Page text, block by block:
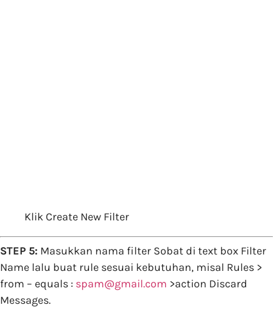
Klik Create New Filter
STEP 5: Masukkan nama filter Sobat di text box Filter
Name lalu buat rule sesuai kebutuhan, misal Rules >
from – equals : spam@gmail.com >action Discard
Messages.